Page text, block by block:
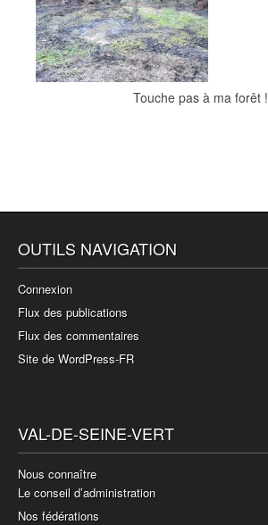
Touche pas à ma forêt !
OUTILS NAVIGATION
Connexion
Flux des publications
Flux des commentaires
Site de WordPress-FR
VAL-DE-SEINE-VERT
Nous connaître
Le conseil d’administration
Nos fédérations